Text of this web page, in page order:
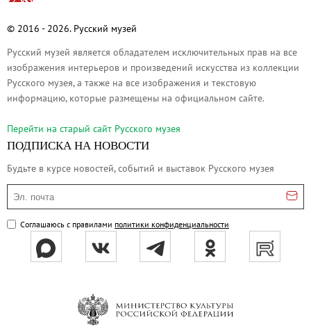
О музее
Генеральный директор
Дирекция
Дворцы и сады
Корпус Бенуа
Мраморный дворец
Домик Петра I
Летний дворец Петра I
Летний сад
Западный павильон Михайловского
Восточный павильон Михайловского
© 2016 - 2026. Русский музей
Русский музей является обладателем исключительных прав на все
изображения интерьеров и произведений искусства из коллекции
Русского музея, а также на все изображения и текстовую
информацию, которые размещены на официальном сайте.
Перейти на cтарый сайт Русского музея
ПОДПИСКА НА НОВОСТИ
Будьте в курсе новостей, событий и выставок Русского музея
Эл. почта
Соглашаюсь с правилами политики конфиденциальности